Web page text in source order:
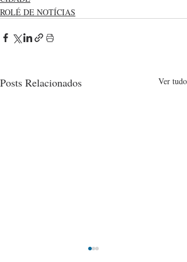
ROLÉ DE NOTÍCIAS
Posts Relacionados Ver tudo